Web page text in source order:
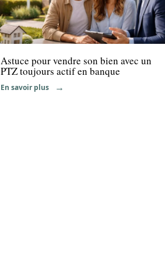
Immo
Astuce pour vendre son bien avec un
PTZ toujours actif en banque
En savoir plus